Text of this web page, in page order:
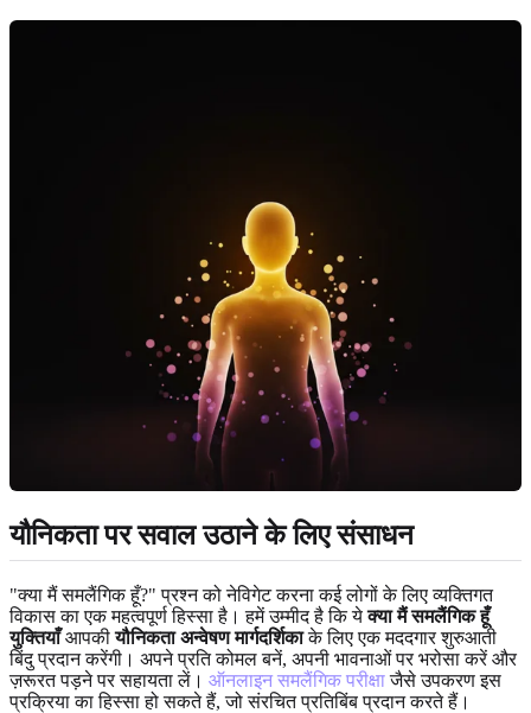
यौनिकता पर सवाल उठाने के लिए संसाधन
"क्या मैं समलैंगिक हूँ?" प्रश्न को नेविगेट करना कई लोगों के लिए व्यक्तिगत
विकास का एक महत्वपूर्ण हिस्सा है। हमें उम्मीद है कि येक्या मैं समलैंगिक हूँ
युक्तियाँआपकीयौनिकता अन्वेषण मार्गदर्शिकाके लिए एक मददगार शुरुआती
बिंदु प्रदान करेंगी। अपने प्रति कोमल बनें, अपनी भावनाओं पर भरोसा करें और
ज़रूरत पड़ने पर सहायता लें। ऑनलाइन समलैंगिक परीक्षाजैसे उपकरण इस
प्रक्रिया का हिस्सा हो सकते हैं, जो संरचित प्रतिबिंब प्रदान करते हैं।